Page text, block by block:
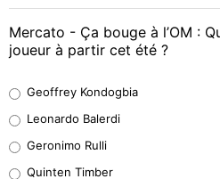
Mercato - Ça bouge à l’OM :
joueur à partir cet été ?
38%
32%
Geoffrey Kondogbia
Leonardo Balerdi
Geronimo Rulli
Quinten Timber